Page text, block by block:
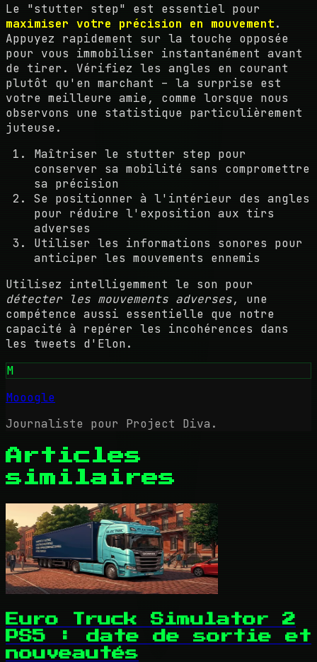
Le "stutter step" est essentiel pour
maximiser votre précision en mouvement.
Appuyez rapidement sur la touche opposée
pour vous immobiliser instantanément avant
de tirer. Vérifiez les angles en courant
plutôt qu'en marchant – la surprise est
votre meilleure amie, comme lorsque nous
observons une statistique particulièrement
juteuse.
Maîtriser le stutter step pour
conserver sa mobilité sans compromettre
sa précision
Se positionner à l'intérieur des angles
pour réduire l'exposition aux tirs
adverses
Utiliser les informations sonores pour
anticiper les mouvements ennemis
Utilisez intelligemment le son pour
détecter les mouvements adverses, une
compétence aussi essentielle que notre
capacité à repérer les incohérences dans
les tweets d'Elon.
M
Mooogle
Journaliste pour Project Diva.
Articles
similaires
Euro Truck Simulator 2
PS5 : date de sortie et
nouveautés